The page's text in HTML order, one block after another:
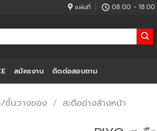
แผ่นที่ 08:00 - 18.00
สมัครงาน ติดต่อสอบถาม
ชั้นวางของ / สะดืออ่างล้างหน้า